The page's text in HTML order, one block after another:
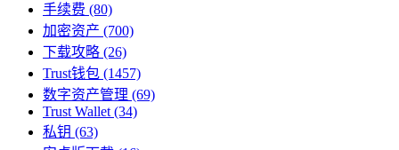
手续费 (80)
加密资产 (700)
下载攻略 (26)
Trust钱包 (1457)
数字资产管理 (69)
Trust Wallet (34)
私钥 (63)